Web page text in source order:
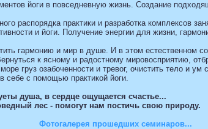
йоги в повседневную жизнь. Создание
распорядка практики и разработка комплексов
и йоги. Получение энергии для жизни,
гармонию и мир в душе. И в этом естественном
к ясному и радостному мировосприятию,
груз озабоченности и тревог, очистить тело и ум
себе с помощью практикой йоги.
душа, в сердце ощущается счастье...
лес - помогут нам постичь свою природу.
Фотогалерея прошедших семинаров...